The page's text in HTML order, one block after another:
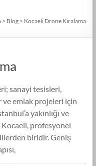
> Blog > Kocaeli Drone Kiralama
sanayi tesisleri,
ve emlak projeleri için
yakınlığı ve
Kocaeli, profesyonel
illerden biridir. Geniş